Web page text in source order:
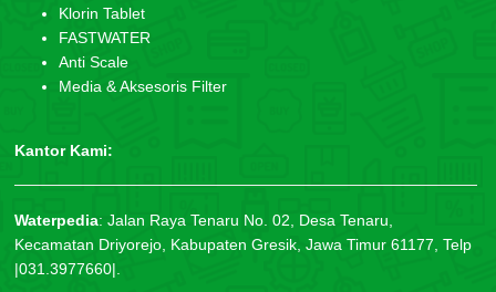
Klorin Tablet
FASTWATER
Anti Scale
Media & Aksesoris Filter
Kantor Kami:
Waterpedia: Jalan Raya Tenaru No. 02, Desa Tenaru,
Kecamatan Driyorejo, Kabupaten Gresik, Jawa Timur 61177, Telp
|031.3977660|.